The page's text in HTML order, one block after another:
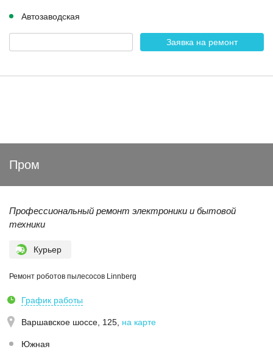
Автозаводская
Заявка на ремонт
Пром
Профессиональный ремонт электроники и бытовой
техники
Курьер
Ремонт роботов пылесосов Linnberg
График работы
Варшавское шоссе, 125 на карте
Южная